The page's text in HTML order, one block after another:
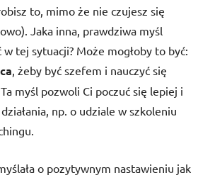
to, mimo że nie czujesz się
Jaka inna, prawdziwa myśl
w tej sytuacji? Może mogłoby to być:
, żeby być szefem i nauczyć się
myśl pozwoli Ci poczuć się lepiej i
np. o udziale w szkoleniu
o pozytywnym nastawieniu jak